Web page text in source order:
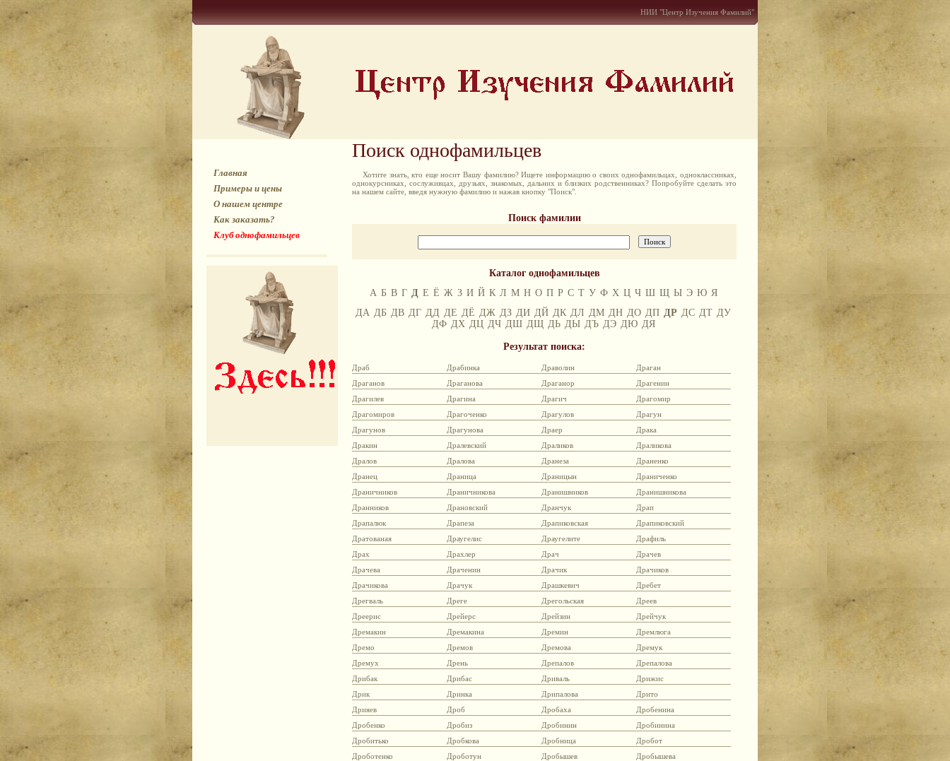
НИИ "Центр Изучения Фамилий"
Главная
Примеры и цены
О нашем центре
Как заказать?
Клуб однофамильцев
Поиск однофамильцев
Хотите знать, кто еще носит Вашу фамилию? Ищете информацию о своих однофамильцах, одноклассниках,
однокурсниках, сослуживцах, друзьях, знакомых, дальних и близких родственниках? Попробуйте сделать это
на нашем сайте, введя нужную фамилию и нажав кнопку "Поиск".
Поиск фамилии
Каталог однофамильцев
А Б В Г Д Е Ё Ж З И Й К Л М Н О П Р С Т У Ф Х Ц Ч Ш Щ Ы Э Ю Я
ДА ДБ ДВ ДГ ДД ДЕ ДЁ ДЖ ДЗ ДИ ДЙ ДК ДЛ ДМ ДН ДО ДП ДР ДС ДТ ДУ
ДФ ДХ ДЦ ДЧ ДШ ДЩ ДЬ ДЫ ДЪ ДЭ ДЮ ДЯ
Результат поиска:
Драб Драбинка Драволин
Драган
Драганов
Драганова Драганор
Драгенин
Драгилев
Драгина Драгич
Драгомир
Драгомиров
Драгоченко Драгулов
Драгун
Драгунов
Драгунова Драер
Драка
Дракин
Дралевский Драликов
Драликова
Дралов
Дралова Дранеза
Драненко
Дранец
Драница Драницын
Драниченко
Драничников
Драничникова Дранишников
Дранишникова
Дранников
Драновский Дранчук
Драп
Драпалюк
Драпеза Драпиковская
Драпиковский
Дратованая
Драугелис Драугелите
Драфиль
Драх
Драхлер Драч
Драчев
Драчева
Драченин Драчик
Драчиков
Драчикова
Драчук Драшкевич
Дребет
Дрегваль
Дреге Дрегольская
Дреев
Дреерис
Дрейерс Дрейзин
Дрейчук
Дремакин
Дремакина Дремин
Дремлюга
Дремо
Дремов Дремова
Дремук
Дремух
Дрень Дрепалов
Дрепалова
Дрибак
Дрибас Дриваль
Дрижис
Дрик
Дринка Дрипалова
Дрито
Дрияев
Дроб Дробаха
Дробенина
Дробенко
Дробиз Дробинин
Дробинина
Дробитько
Дробкова Дробница
Дробот
Дроботенко
Дроботун Дробышев
Дробышева